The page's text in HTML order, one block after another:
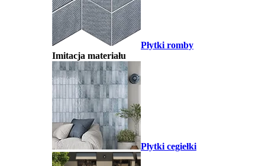
Płytki romby
Imitacja materiału
Płytki cegiełki